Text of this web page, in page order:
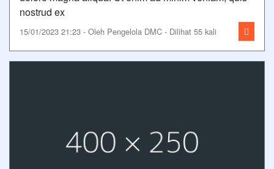
nostrud ex
15/01/2023 21:23 - Oleh Pengelola DMC - Dilihat 55 kali